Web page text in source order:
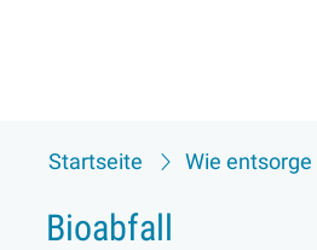
Startseite Wie entsorge
Bioabfall